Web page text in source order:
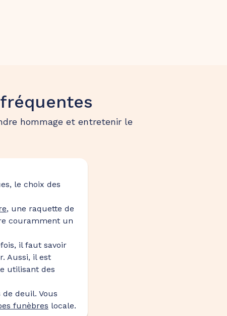
hommage et entretenir le
le choix des
, une raquette de
couramment un
il faut savoir
Aussi, il est
utilisant des
deuil. Vous
funèbres locale.